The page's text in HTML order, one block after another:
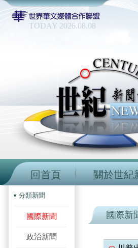
TODAY 2026.08.08
回首頁 關於世紀
分類新聞
國際新聞
政治新聞
國際新